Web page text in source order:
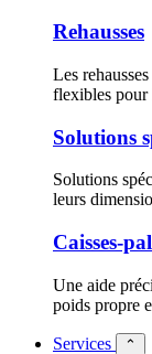
Rehausses
Les
flexibles pour
Solutions
Solutions
leurs
Caisses-
Une aide
poids propre
Services ⌃